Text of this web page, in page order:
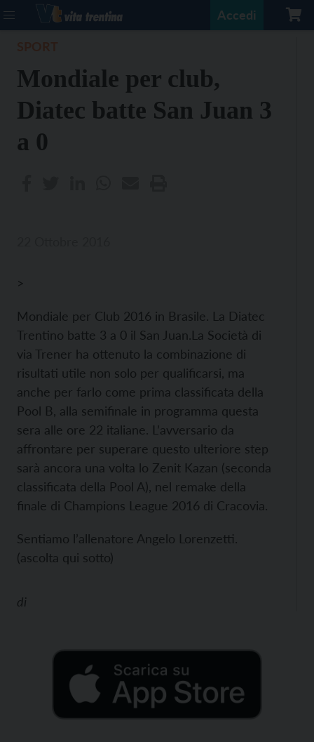
Accedi
Mondiale per club,
Diatec batte San Juan 3
a 0
>
Mondiale per Club 2016 in Brasile. La Diatec
Trentino batte 3 a 0 il San Juan.La Società di
via Trener ha ottenuto la combinazione di
risultati utile non solo per qualificarsi, ma
anche per farlo come prima classificata della
Pool B, alla semifinale in programma questa
sera alle ore 22 italiane. L’avversario da
affrontare per superare questo ulteriore step
sarà ancora una volta lo Zenit Kazan (seconda
classificata della Pool A), nel remake della
finale di Champions League 2016 di Cracovia.
Sentiamo l’allenatore Angelo Lorenzetti.
(ascolta qui sotto)
di